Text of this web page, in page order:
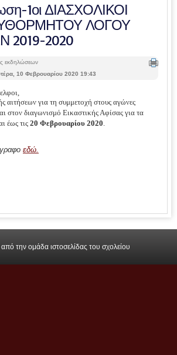
1οι ΔΙΑΣΧΟΛΙΚΟΙ
ΛΟΓΟΥ
2019-2020
εκδηλώσεων
10 Φεβρουαρίου 2020 19:43
αιτήσεων για τη συμμετοχή στους αγώνες
στον διαγωνισμό Εικαστικής Αφίσας για τα
έως τις 20 Φεβρουαρίου 2020.
εδώ
από την ομάδα ιστοσελίδας του σχολείου